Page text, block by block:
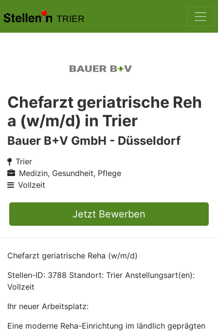
TRIER
Chefarzt geriatrische Reh
a (w/m/d) in Trier
Bauer B+V GmbH - Düsseldorf
Trier
Medizin, Gesundheit, Pflege
Vollzeit
Jetzt Bewerben
Chefarzt geriatrische Reha (w/m/d)
Stellen-ID: 3788 Standort: Trier Anstellungsart(en):
Vollzeit
Ihr neuer Arbeitsplatz:
Eine moderne Reha-Einrichtung im ländlich geprägten